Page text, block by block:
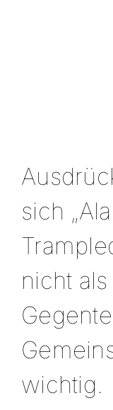
sich
nicht
wichtig.